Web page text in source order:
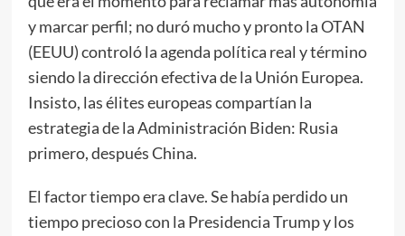
y marcar perfil; no duró mucho y pronto la OTAN
(EEUU) controló la agenda política real y término
siendo la dirección efectiva de la Unión Europea.
Insisto, las élites europeas compartían la
estrategia de la Administración Biden: Rusia
primero, después China.
El factor tiempo era clave. Se había perdido un
tiempo precioso con la Presidencia Trump y los